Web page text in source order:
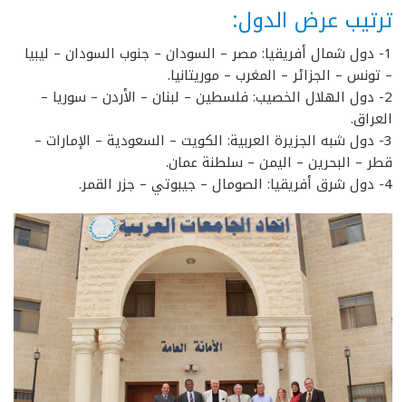
ترتيب عرض الدول:
1- دول شمال أفريقيا: مصر – السودان – جنوب السودان – ليبيا
– تونس – الجزائر – المغرب – موريتانيا.
2- دول الهلال الخصيب: فلسطين – لبنان – الأردن – سوريا –
العراق.
3- دول شبه الجزيرة العربية: الكويت – السعودية – الإمارات –
قطر – البحرين – اليمن – سلطنة عمان.
4- دول شرق أفريقيا: الصومال – جيبوتي – جزر القمر.